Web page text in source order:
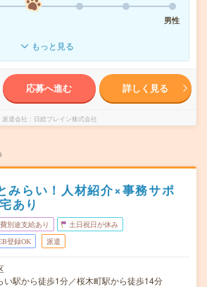
男性
もっと見る
応募へ進む 詳しく見る
派遣会社 日総ブレイン株式会社
みらい！人材紹介×事務サポ
あり
別途支給あり 土日祝日が休み
登録OK 派遣
い駅から徒歩1分／桜木町駅から徒歩14分